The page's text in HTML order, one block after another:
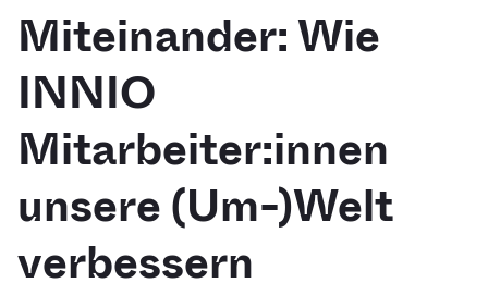
Miteinander: Wie
INNIO
Mitarbeiter:innen
unsere (Um-)Welt
verbessern